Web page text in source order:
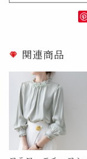
関連商品